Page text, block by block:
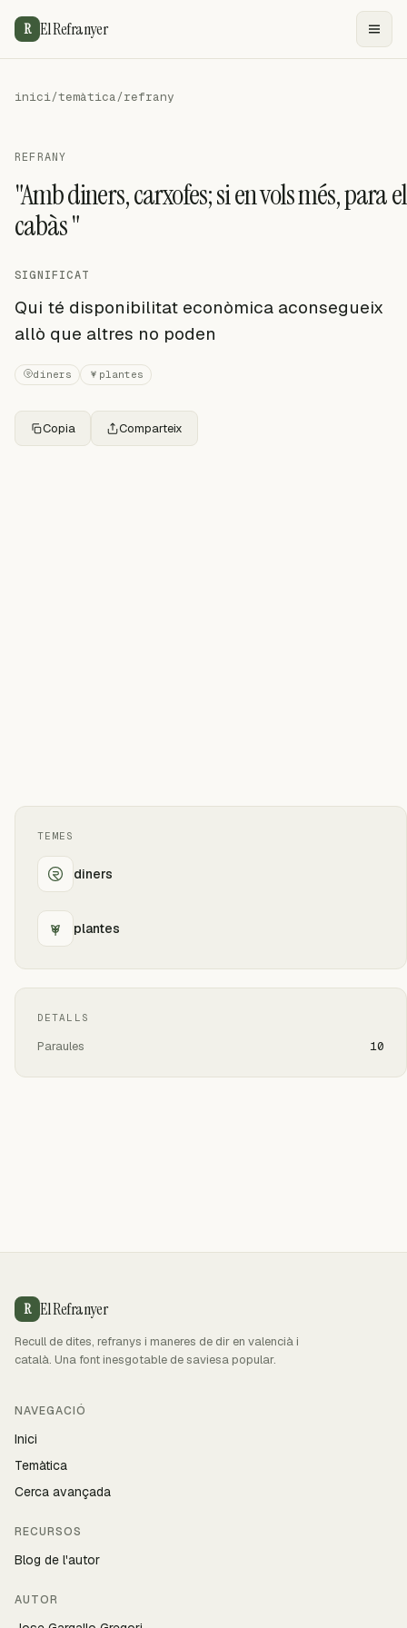
R El Refranyer
inici/temàtica/refrany
REFRANY
"Amb diners, carxofes; si en vols més, para el
cabàs "
SIGNIFICAT
Qui té disponibilitat econòmica aconsegueix
allò que altres no poden
diners plantes
Copia Comparteix
TEMES
diners
plantes
DETALLS
Paraules 10
R El Refranyer
Recull de dites, refranys i maneres de dir en valencià i
català. Una font inesgotable de saviesa popular.
NAVEGACIÓ
Inici
Temàtica
Cerca avançada
RECURSOS
Blog de l'autor
AUTOR